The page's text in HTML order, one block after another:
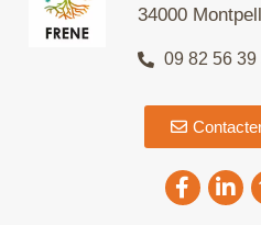
34000
09 82 56 39